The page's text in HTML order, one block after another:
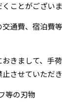
ことがございま
通費、宿泊費
きまして、手
させていただ
等の刃物